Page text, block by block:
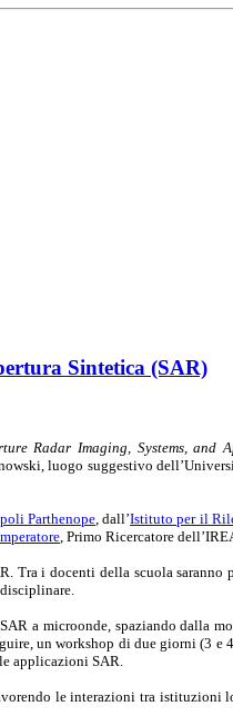
Sintetica (SAR)
Radar Imaging, Systems, and
luogo suggestivo
Parthenope, dall’Istituto per il
, Primo Ricercatore
Tra i docenti della scuola
a microonde, spaziando dalla
un workshop di due giorni (3 e 4
applicazioni SAR.
le interazioni tra istituzioni